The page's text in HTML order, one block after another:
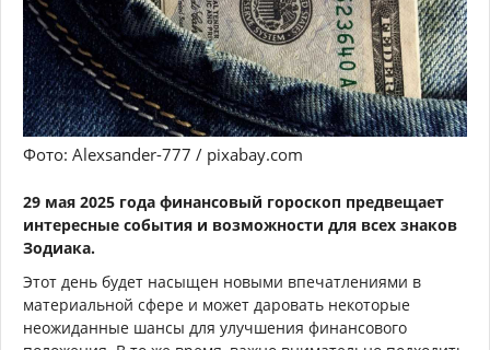
Фото: Alexsander-777 / pixabay.com
29 мая 2025 года финансовый гороскоп предвещает
интересные события и возможности для всех знаков
Зодиака.
Этот день будет насыщен новыми впечатлениями в
материальной сфере и может даровать некоторые
неожиданные шансы для улучшения финансового